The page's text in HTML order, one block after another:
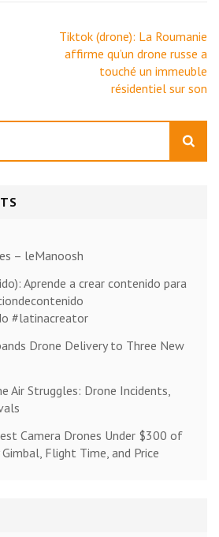
Tiktok (drone): La Roumanie
affirme qu’un drone russe a
touché un immeuble
résidentiel sur son
– leManoosh
Aprende a crear contenido para
#latinacreator
Drone Delivery to Three New
Air Struggles: Drone Incidents,
Camera Drones Under $300 of
Flight Time, and Price